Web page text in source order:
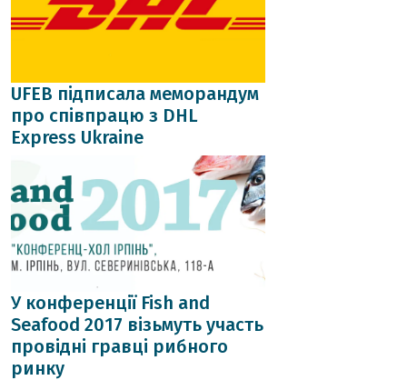
UFEB підписала меморандум
про співпрацю з DHL
Express Ukraine
У конференції Fish and
Seafood 2017 візьмуть участь
провідні гравці рибного
ринку